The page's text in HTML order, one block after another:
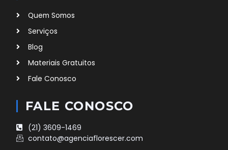
Quem Somos
Serviços
Blog
Materiais Gratuitos
Fale Conosco
FALE CONOSCO
(21) 3609-1469
contato@agenciaflorescer.com